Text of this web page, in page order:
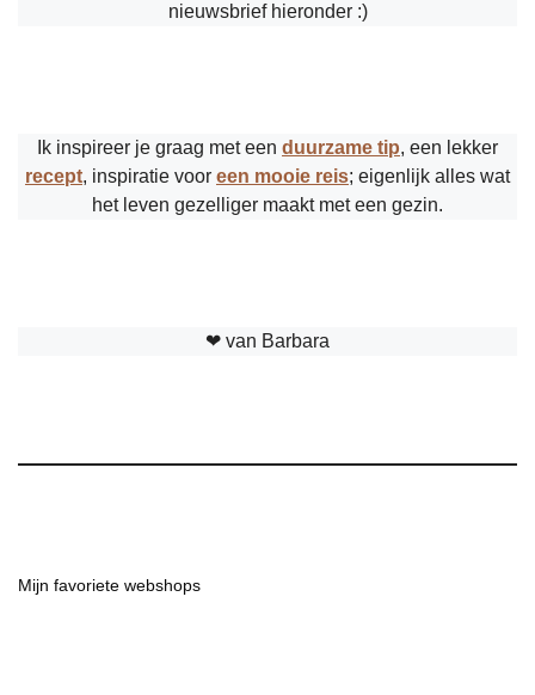
nieuwsbrief hieronder :)
Ik inspireer je graag met een duurzame tip, een lekker
recept, inspiratie voor een mooie reis; eigenlijk alles wat
het leven gezelliger maakt met een gezin.
❤︎ van Barbara
Mijn favoriete webshops